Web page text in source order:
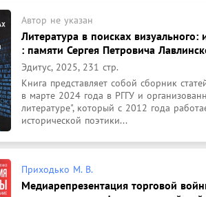
Автор не указан
Литература в поисках визуального:
: памяти Сергея Петровича
Эдитус, 2025, 231 стр.
Книга представляет собой сборник
в марте 2024 года в РГГУ и
литературе", который с 2012 года
исторической поэтики...
Приходько М. В.
Медиарепрезентация торговой